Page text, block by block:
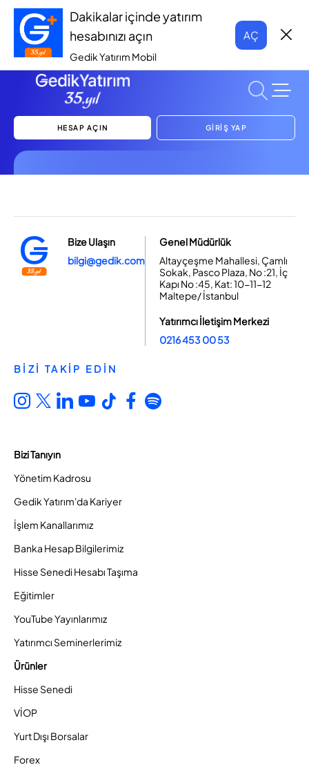
Dakikalar içinde yatırım
hesabınızı açın
Gedik Yatırım Mobil
AÇ
HESAP AÇIN GİRİŞ YAP
Bize Ulaşın
bilgi@gedik.com
Genel Müdürlük
Altayçeşme Mahallesi, Çamlı
Sokak, Pasco Plaza, No :21, İç
Kapı No :45, Kat: 10-11-12
Maltepe/ İstanbul
Yatırımcı İletişim Merkezi
0216 453 00 53
BİZİ TAKİP EDİN
Bizi Tanıyın
Yönetim Kadrosu
Gedik Yatırım'da Kariyer
İşlem Kanallarımız
Banka Hesap Bilgilerimiz
Hisse Senedi Hesabı Taşıma
Eğitimler
YouTube Yayınlarımız
Yatırımcı Seminerlerimiz
Ürünler
Hisse Senedi
VİOP
Yurt Dışı Borsalar
Forex